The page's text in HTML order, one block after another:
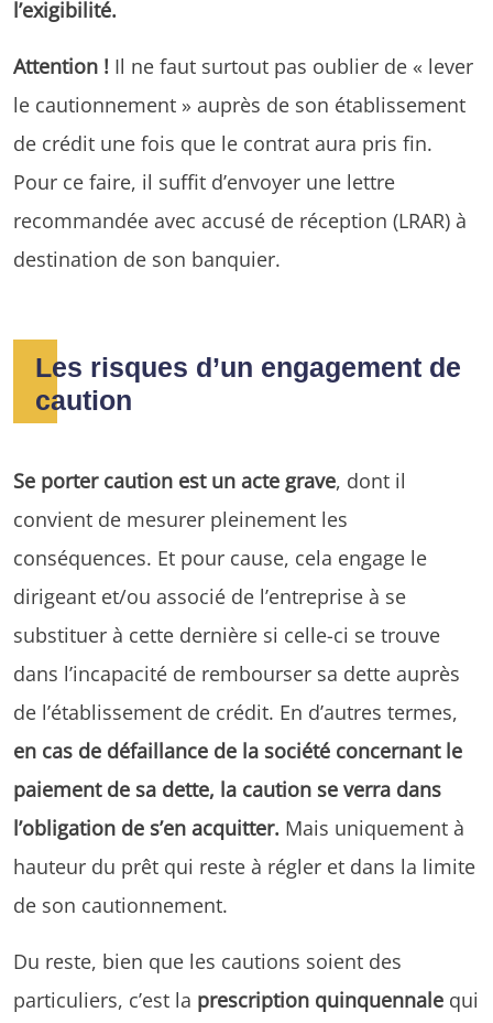
l’exigibilité.
Attention ! Il ne faut surtout pas oublier de « lever
le cautionnement » auprès de son établissement
de crédit une fois que le contrat aura pris fin.
Pour ce faire, il suffit d’envoyer une lettre
recommandée avec accusé de réception (LRAR) à
destination de son banquier.
Les risques d’un engagement de
caution
Se porter caution est un acte grave, dont il
convient de mesurer pleinement les
conséquences. Et pour cause, cela engage le
dirigeant et/ou associé de l’entreprise à se
substituer à cette dernière si celle-ci se trouve
dans l’incapacité de rembourser sa dette auprès
de l’établissement de crédit. En d’autres termes,
en cas de défaillance de la société concernant le
paiement de sa dette, la caution se verra dans
l’obligation de s’en acquitter. Mais uniquement à
hauteur du prêt qui reste à régler et dans la limite
de son cautionnement.
Du reste, bien que les cautions soient des
particuliers, c’est la prescription quinquennale qui